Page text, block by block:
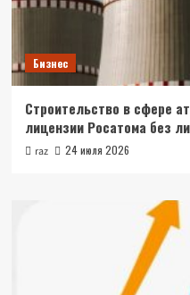
Бизнес
Строительство в сфере
лицензии Росатома без
raz 24 июля 2026